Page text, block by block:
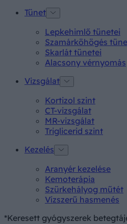
Tünet
Lepkehimlő tünetei
Szamárköhögés
Skarlát tünetei
Alacsony vérnyomás
Vizsgálat
Kortizol szint
CT-vizsgálat
MR-vizsgálat
Triglicerid szint
Kezelés
Aranyér kezelése
Kemoterápia
Szürkehályog műtét
Vízszerű hasmenés
*Keresett gyógyszerek